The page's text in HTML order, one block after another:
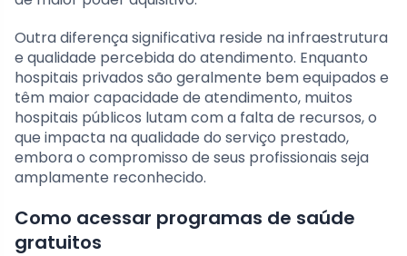
Outra diferença significativa reside na infraestrutura
e qualidade percebida do atendimento. Enquanto
hospitais privados são geralmente bem equipados e
têm maior capacidade de atendimento, muitos
hospitais públicos lutam com a falta de recursos, o
que impacta na qualidade do serviço prestado,
embora o compromisso de seus profissionais seja
amplamente reconhecido.
Como acessar programas de saúde
gratuitos